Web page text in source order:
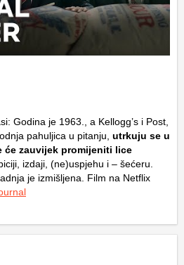
Godina je 1963., a Kellogg’s i Post,
pahuljica u pitanju, utrkuju se u
će zauvijek promijeniti lice
izdaji, (ne)uspjehu i – šećeru.
je izmišljena. Film na Netflix